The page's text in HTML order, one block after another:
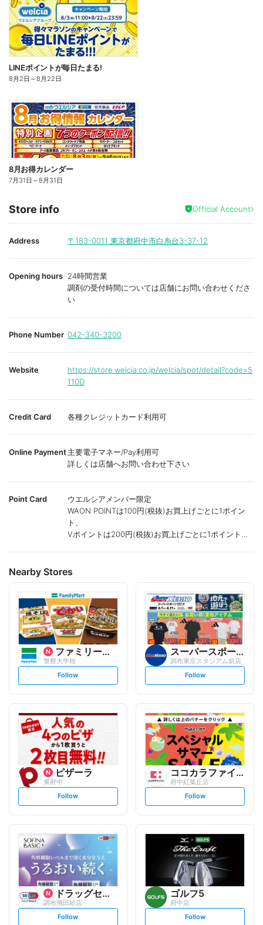
LINEポイントが毎日たまる!
8月2日 ～8月22日
8月お得カレンダー
7月31日 ～8月31日
Store info Official Account
Address 〒183-0011 東京都府中市白糸台3-37-12
Opening hours 24時間営業
調剤の受付時間については店舗にお問い合わせくださ
い
Phone Number 042-340-3200
Website
https://store.welcia.co.jp/welcia/spot/detail?code=5
110D
Credit Card 各種クレジットカード利用可
Online Payment主要電子マネー/Pay利用可
詳しくは店舗へお問い合わせ下さい
Point Card
ウエルシアメンバー限定
WAON POINTは100円(税抜)お買上げごとに1ポイン
ト、
Vポイントは200円(税抜)お買上げごとに1ポイント進
Nearby Stores
ファミリーマート
警察大学校
s
t
l
o
w
Follow
スーパースポーツゼビオ
調布東京スタジアム前店
s
t
l
o
w
Follow
ピザーラ
東府中
s
t
l
o
w
Follow
ココカラファイン
府中紅葉丘店
s
t
l
o
w
Follow
ドラッグセイムス
調布飛田給店
s
Follow
ゴルフ5
府中店
s
Follow